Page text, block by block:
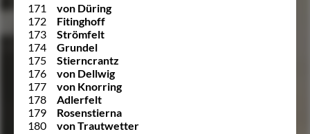
171
von Düring
172
Fitinghoff
173
Strömfelt
174
Grundel
175
Stierncrantz
176
von Dellwig
177
von Knorring
178
Adlerfelt
179
Rosenstierna
180
von Trautwetter